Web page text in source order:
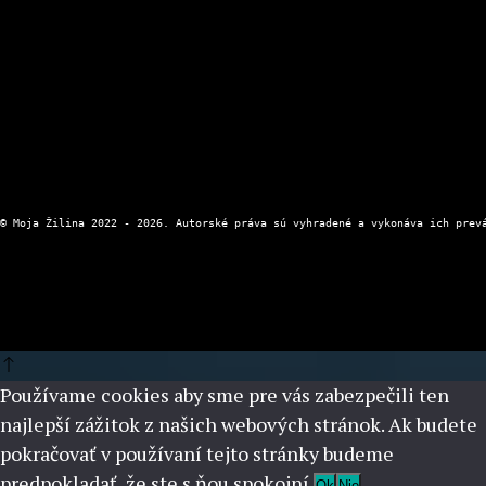
Používame cookies aby sme pre vás zabezpečili ten
najlepší zážitok z našich webových stránok. Ak budete
pokračovať v používaní tejto stránky budeme